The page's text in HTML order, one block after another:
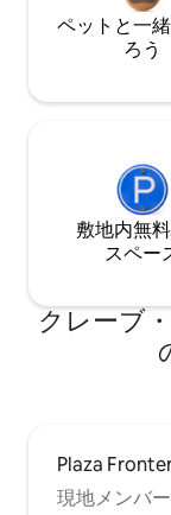
ペットと一
ろう
敷地内無
ス⁠ペ⁠ー⁠
クレーブ
Plaza
現地メンバ